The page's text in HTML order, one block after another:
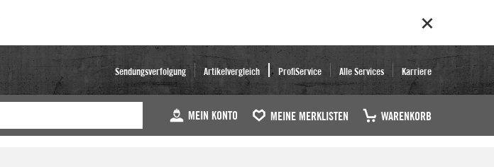
Sendungsverfolgung Artikelvergleich ProfiService Alle Services Karriere
MEIN KONTO MEINE MERKLISTEN WARENKORB